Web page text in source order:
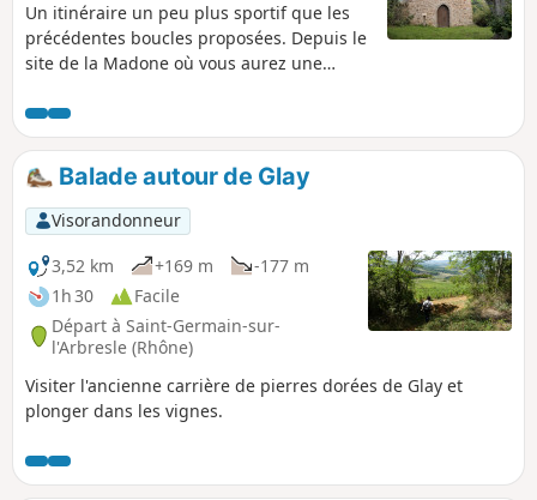
Un itinéraire un peu plus sportif que les
précédentes boucles proposées. Depuis le
site de la Madone où vous aurez une
et le Massif Central, vous irez à la
découverte de la Chapelle du Souzy. Le
circuit passe par les hameaux Le Lafay, le
Goutail, la Parollière, le Souzy, la
Renardière, le Bertrand, et les Olmes.
Balade autour de Glay
Visorandonneur
3,52 km
+169 m
-177 m
1h 30
Facile
Départ à Saint-Germain-sur-
l'Arbresle (Rhône)
Visiter l'ancienne carrière de pierres dorées de Glay et
plonger dans les vignes.